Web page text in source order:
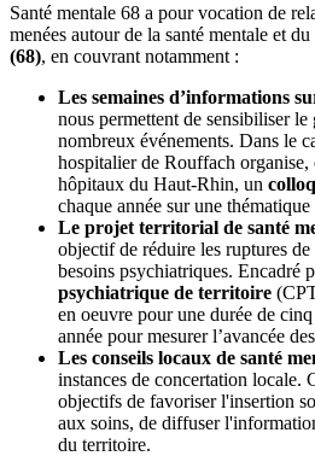
Santé mentale 68 a pour vocation de
menées autour de la santé mentale et
(68), en couvrant notamment :
Les semaines d’informations
nous permettent de sensibiliser
nombreux événements. Dans le
hospitalier de Rouffach organise,
hôpitaux du Haut-Rhin, un
chaque année sur une thématique
Le projet territorial de santé
objectif de réduire les ruptures
besoins psychiatriques. Encadré
psychiatrique de territoire
en oeuvre pour une durée de
année pour mesurer l’avancée
Les conseils locaux de santé
instances de concertation locale.
objectifs de favoriser l'insertion
aux soins, de diffuser
du territoire.